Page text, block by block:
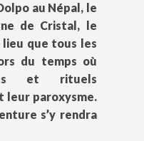
au Népal, le
de Cristal, le
lieu que tous les
du temps où
et rituels
leur paroxysme.
s’y rendra